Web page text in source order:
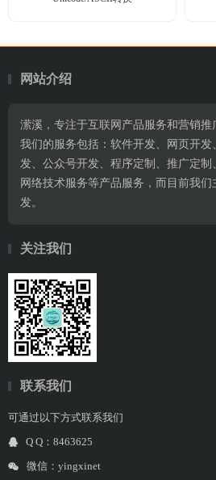
网站介绍
潆溪，专注于互联网产品服务和营销推
我们的服务包括：软件开发、网页开发
发、公众号开发、程序定制、推广定制
网络技术服务等产品服务，而目前我
发。
关注我们
联系我们
可通过以下方式联系我们
Q Q：8463625
微信：yingxinet